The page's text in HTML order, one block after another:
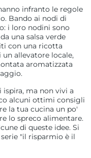
infranto le regole
Bando ai nodi di
i loro nodini sono
una salsa verde
con una ricotta
un allevatore locale,
aromatizzata
ma non vivi a
alcuni ottimi consigli
la tua cucina un po'
lo spreco alimentare.
di queste idee. Si
"il risparmio è il